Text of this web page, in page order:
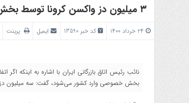
۳ میلیون دز واکسن کرونا توسط بخش خصوصی تا دو هفته دیگر وارد می‌شود
کد خبر 13590 ایمیل پرینت
نائب رئیس اتاق بازرگانی ایران با اشاره به اینکه
بخش خصوصی وارد کشور می‌شود، گفت: سه میلیون دز